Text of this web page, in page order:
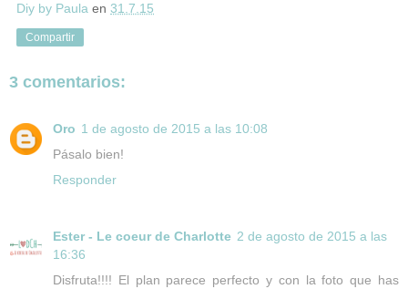
Diy by Paula en 31.7.15
Compartir
3 comentarios:
Oro 1 de agosto de 2015 a las 10:08
Pásalo bien!
Responder
Ester - Le coeur de Charlotte 2 de agosto de 2015 a las
16:36
Disfruta!!!! El plan parece perfecto y con la foto que has